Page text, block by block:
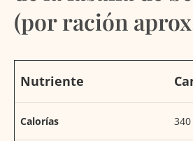
(por ración
Nutriente
Calorías